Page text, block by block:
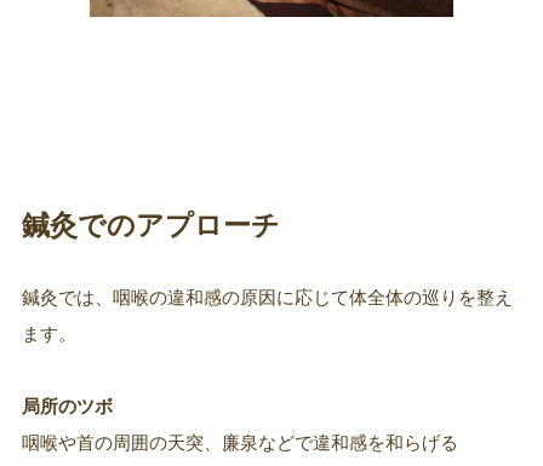
鍼灸でのアプローチ
鍼灸では、咽喉の違和感の原因に応じて体全体の巡りを整え
ます。
局所のツボ
咽喉や首の周囲の天突、廉泉などで違和感を和らげる